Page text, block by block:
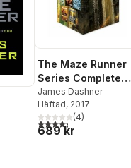
The Maze Runner
Series Complete
Collection Boxed
Set (5-Book)
James Dashner
Häftad, 2017
4,3utav 5 stjärnor.
(4)
689 kr